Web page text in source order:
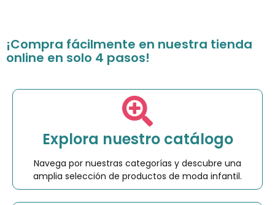
¡Compra fácilmente en nuestra tienda
online en solo 4 pasos!
Explora nuestro catálogo
Navega por nuestras categorías y descubre una
amplia selección de productos de moda infantil.